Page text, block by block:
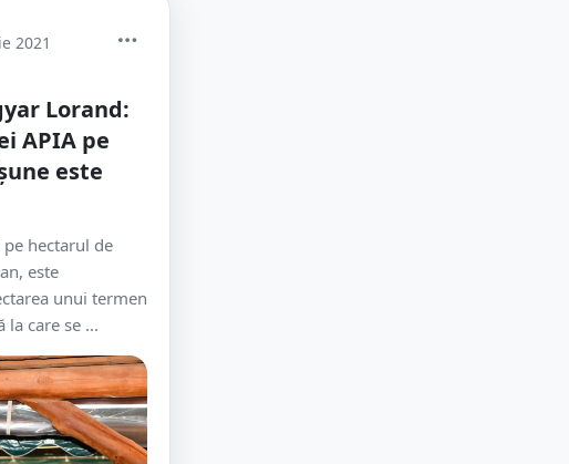
2021
Lorand:
APIA pe
este
hectarul de
este
unui termen
care se ...